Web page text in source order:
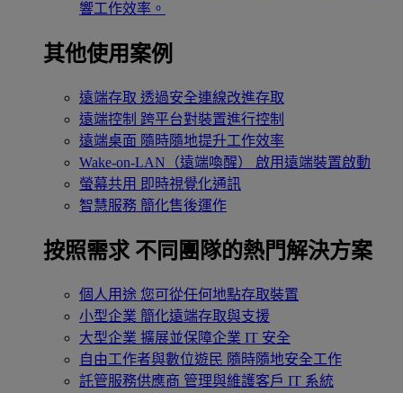
響工作效率。
其他使用案例
遠端存取 透過安全連線改進存取
遠端控制 跨平台對裝置進行控制
遠端桌面 隨時隨地提升工作效率
Wake-on-LAN（遠端喚醒）
啟用遠端裝置啟動
螢幕共用 即時視覺化通訊
智慧服務 簡化售後運作
按照需求 不同團隊的熱門解決方案
個人用途 您可從任何地點存取裝置
小型企業 簡化遠端存取與支援
大型企業 擴展並保障企業 IT 安全
自由工作者與數位遊民 隨時隨地安全工作
託管服務供應商 管理與維護客戶 IT 系統